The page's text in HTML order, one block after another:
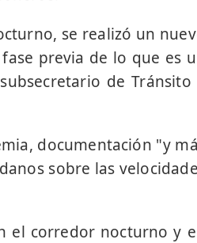
se realizó un
previa de lo que es
de Tránsito
documentación "y
sobre las
el corredor nocturno y